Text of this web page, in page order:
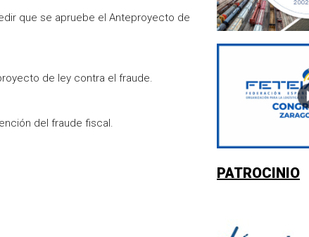
que se apruebe el Anteproyecto de
de ley contra el fraude.
del fraude fiscal.
PATROCINIO